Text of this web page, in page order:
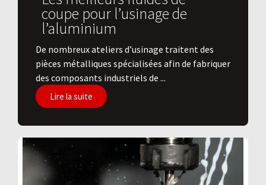
coupe pour l’usinage de
l’aluminium
De nombreux ateliers d’usinage traitent des
pièces métalliques spécialisées afin de fabriquer
des composants industriels de ...
Lire la suite